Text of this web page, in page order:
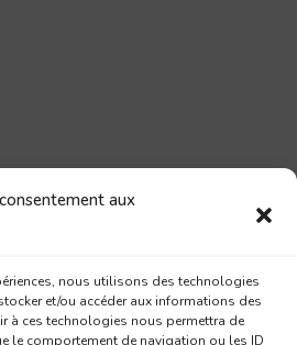
aux
nous utilisons des technologies
et/ou accéder aux informations des
à ces technologies nous permettra de
le comportement de navigation ou les ID